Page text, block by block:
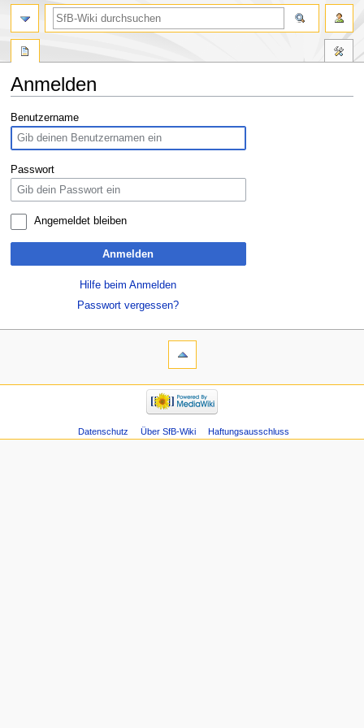
Anmelden
Zur
Navigation
springen
Zur
Suche
springen
Benutzername
Passwort
Angemeldet bleiben
Anmelden
Hilfe beim Anmelden
Passwort vergessen?
Datenschutz Über SfB-Wiki Haftungsausschluss